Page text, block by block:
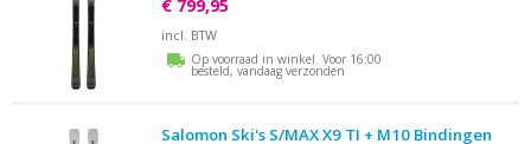
€ 799,95
incl. BTW
Op voorraad in winkel. Voor 16:00
besteld, vandaag verzonden
Salomon Ski's S/MAX X9 TI + M10 Bindingen